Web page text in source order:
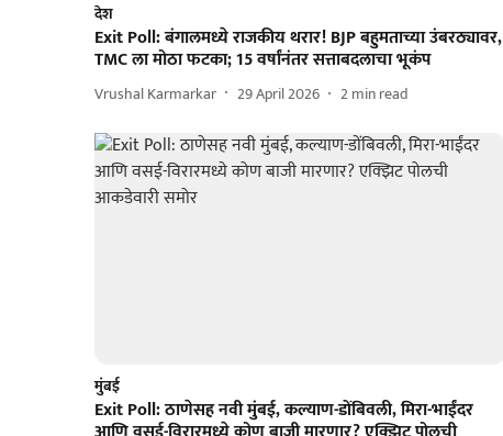
देश
Exit Poll: बंगालमध्ये राजकीय थरार! BJP बहुमताच्या उंबरठ्यावर,
TMC ला मोठा फटका; 15 वर्षांनंतर सत्ताबदलाचा भूकंप
Vrushal Karmarkar 29 April 2026 2min read
मुंबई
Exit Poll: ठाणेसह नवी मुंबई, कल्याण-डोंबिवली, मिरा-भाईंदर